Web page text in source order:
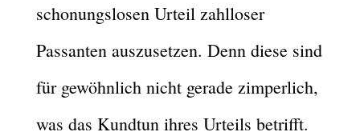
schonungslosen Urteil zahlloser
Passanten auszusetzen. Denn diese sind
für gewöhnlich nicht gerade zimperlich,
was das Kundtun ihres Urteils betrifft.